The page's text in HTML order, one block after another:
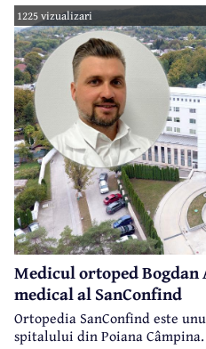
1225 vizualizari
Medicul ortoped
medical al SanConfind
Ortopedia SanConfind este
spitalului din Poiana Câmpina.